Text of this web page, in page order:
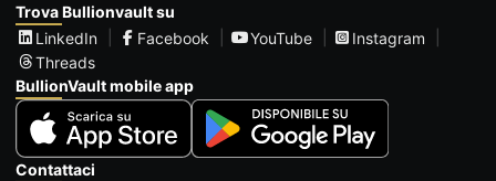
Trova Bullionvault su
LinkedIn
Facebook YouTube
Instagram
Threads
BullionVault mobile app
Contattaci